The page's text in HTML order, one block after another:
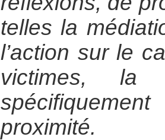
telles la
l’action sur le
victimes, la
proximité.